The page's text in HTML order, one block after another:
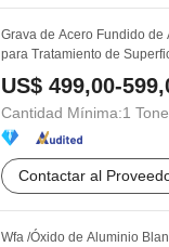
Grava de Acero Fundido de
para Tratamiento de
US$ 499,00-
Cantidad Mínima:1
Contactar al
Wfa /Óxido de Aluminio